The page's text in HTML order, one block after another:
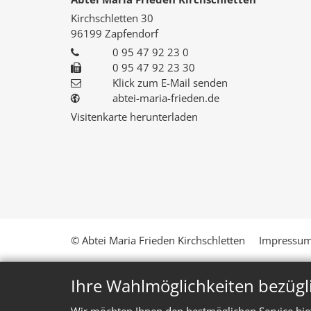
Ihre Wahlmöglichkeiten
Kirchschletten 30
96199 Zapfendorf
0 95 47 92 23 0
0 95 47 92 23 30
Klick zum E-Mail senden
abtei-maria-frieden.de
Visitenkarte herunterladen
© Abtei Maria Frieden Kirchschletten